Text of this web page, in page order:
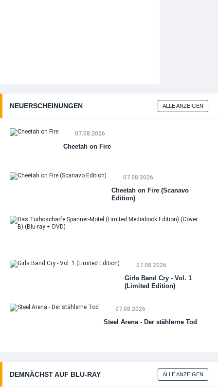
NEUERSCHEINUNGEN ALLE ANZEIGEN
07.08.2026
Cheetah on Fire
07.08.2026
Cheetah on Fire (Scanavo
Edition)
07.08.2026
Girls Band Cry - Vol. 1
(Limited Edition)
07.08.2026
Steel Arena - Der stählerne Tod
DEMNÄCHST AUF BLU‑RAY ALLE ANZEIGEN